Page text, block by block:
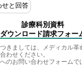
せと回答
診療科別資料
ダウンロード請求フォー
きましては、メディカル
わせください。
のお問い合わせフォームで